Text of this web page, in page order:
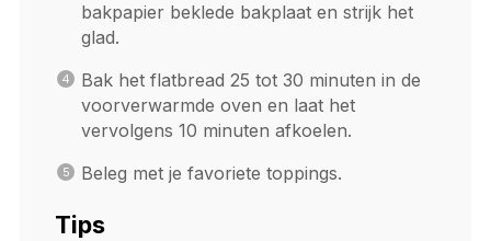
bakpapier beklede bakplaat en strijk het
glad.
Bak het flatbread 25 tot 30 minuten in de
voorverwarmde oven en laat het
vervolgens 10 minuten afkoelen.
Beleg met je favoriete toppings.
Tips